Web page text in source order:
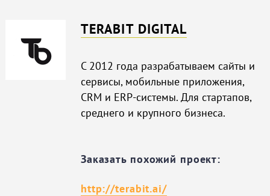
TERABIT DIGITAL
С 2012 года разрабатываем сайты и
сервисы, мобильные приложения,
CRM и ERP-системы. Для стартапов,
среднего и крупного бизнеса.
Заказать похожий проект:
http://terabit.ai/